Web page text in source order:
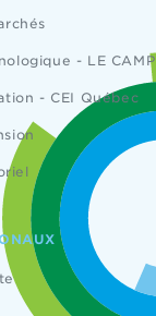
- LE CAMP
- CEI Québec